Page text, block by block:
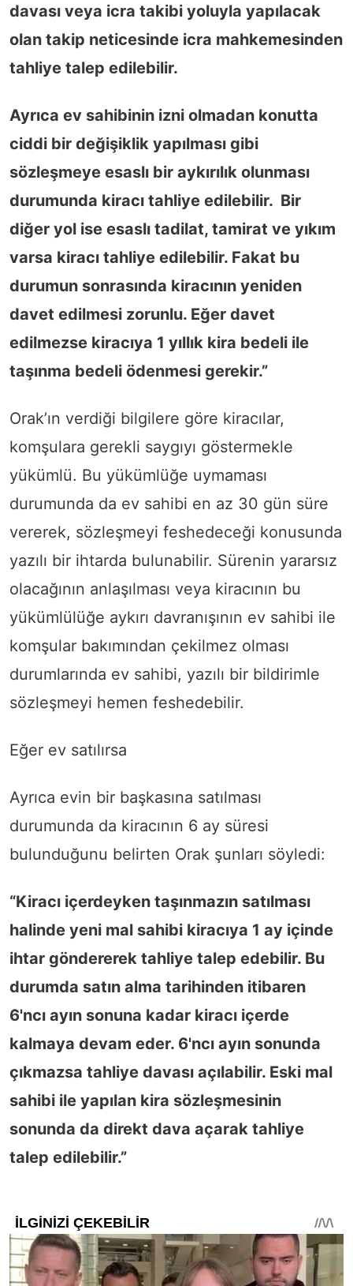
davası veya icra takibi yoluyla yapılacak
olan takip neticesinde icra mahkemesinden
tahliye talep edilebilir.
Ayrıca ev sahibinin izni olmadan konutta
ciddi bir değişiklik yapılması gibi
sözleşmeye esaslı bir aykırılık olunması
durumunda kiracı tahliye edilebilir. Bir
diğer yol ise esaslı tadilat, tamirat ve yıkım
varsa kiracı tahliye edilebilir. Fakat bu
durumun sonrasında kiracının yeniden
davet edilmesi zorunlu. Eğer davet
edilmezse kiracıya 1 yıllık kira bedeli ile
taşınma bedeli ödenmesi gerekir.”
Orak’ın verdiği bilgilere göre kiracılar,
komşulara gerekli saygıyı göstermekle
yükümlü. Bu yükümlüğe uymaması
durumunda da ev sahibi en az 30 gün süre
vererek, sözleşmeyi feshedeceği konusunda
yazılı bir ihtarda bulunabilir. Sürenin yararsız
olacağının anlaşılması veya kiracının bu
yükümlülüğe aykırı davranışının ev sahibi ile
komşular bakımından çekilmez olması
durumlarında ev sahibi, yazılı bir bildirimle
sözleşmeyi hemen feshedebilir.
Eğer ev satılırsa
Ayrıca evin bir başkasına satılması
durumunda da kiracının 6 ay süresi
bulunduğunu belirten Orak şunları söyledi:
“Kiracı içerdeyken taşınmazın satılması
halinde yeni mal sahibi kiracıya 1 ay içinde
ihtar göndererek tahliye talep edebilir. Bu
durumda satın alma tarihinden itibaren
6'ncı ayın sonuna kadar kiracı içerde
kalmaya devam eder. 6'ncı ayın sonunda
çıkmazsa tahliye davası açılabilir. Eski mal
sahibi ile yapılan kira sözleşmesinin
sonunda da direkt dava açarak tahliye
talep edilebilir.”